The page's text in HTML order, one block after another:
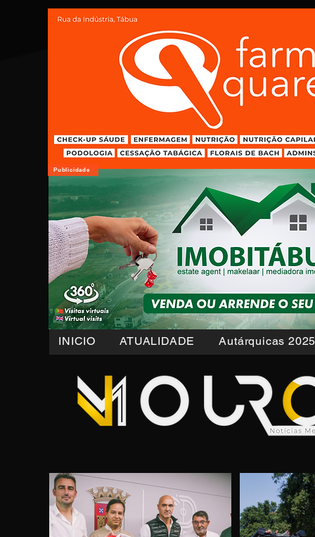
INICIO ATUALIDADE Autárquicas 2025
Publicidade